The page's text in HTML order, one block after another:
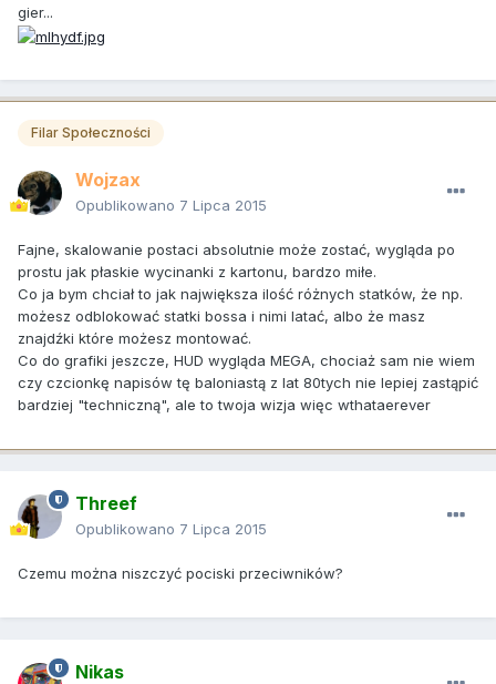
gier...
Filar Społeczności
Wojzax
Opublikowano 7 Lipca 2015
Fajne, skalowanie postaci absolutnie może zostać, wygląda po
prostu jak płaskie wycinanki z kartonu, bardzo miłe.
Co ja bym chciał to jak największa ilość różnych statków, że np.
możesz odblokować statki bossa i nimi latać, albo że masz
znajdźki które możesz montować.
Co do grafiki jeszcze, HUD wygląda MEGA, chociaż sam nie wiem
czy czcionkę napisów tę baloniastą z lat 80tych nie lepiej zastąpić
bardziej "techniczną", ale to twoja wizja więc wthataerever
Threef
Opublikowano 7 Lipca 2015
Czemu można niszczyć pociski przeciwników?
Nikas